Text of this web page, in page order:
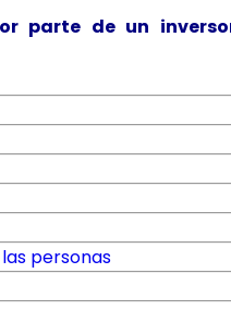
parte de un
personas